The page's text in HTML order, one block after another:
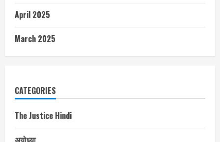
April 2025
March 2025
CATEGORIES
The Justice Hindi
अयोध्या